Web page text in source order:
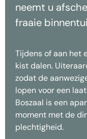
neemt u
fraaie
Tijdens of aan het
kist dalen.
zodat de
lopen voor een
Boszaal is een
moment met de
plechtigheid.